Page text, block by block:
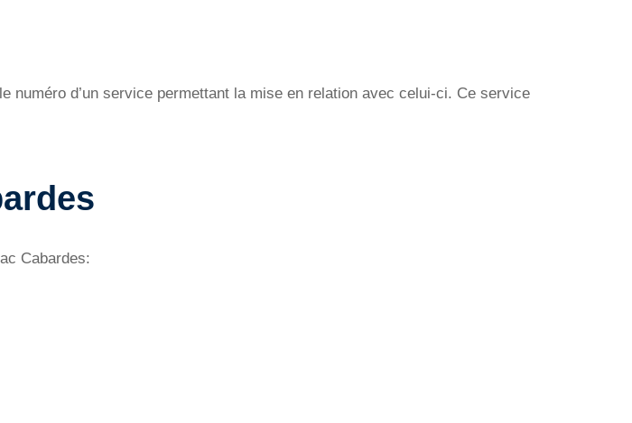
numéro d’un service permettant la mise en relation avec celui-ci. Ce service
Cabardes: